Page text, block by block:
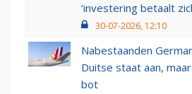
‘investering betaalt
30-07-2026, 12:10
Nabestaanden
Duitse staat aan,
bot